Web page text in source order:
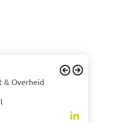
& Overheid